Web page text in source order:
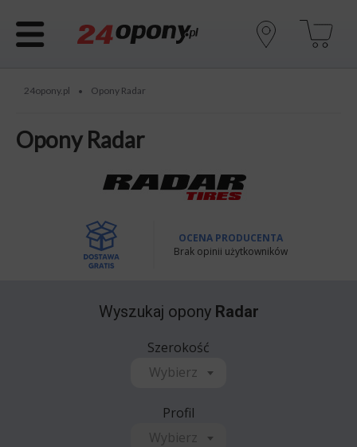
24opony.pl • Opony Radar
Opony Radar
OCENA PRODUCENTA
Brak opinii użytkowników
Wyszukaj opony Radar
Szerokość
Wybierz
Profil
Wybierz